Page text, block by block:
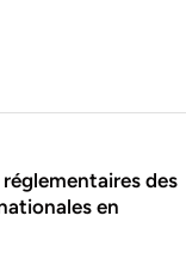
des
en